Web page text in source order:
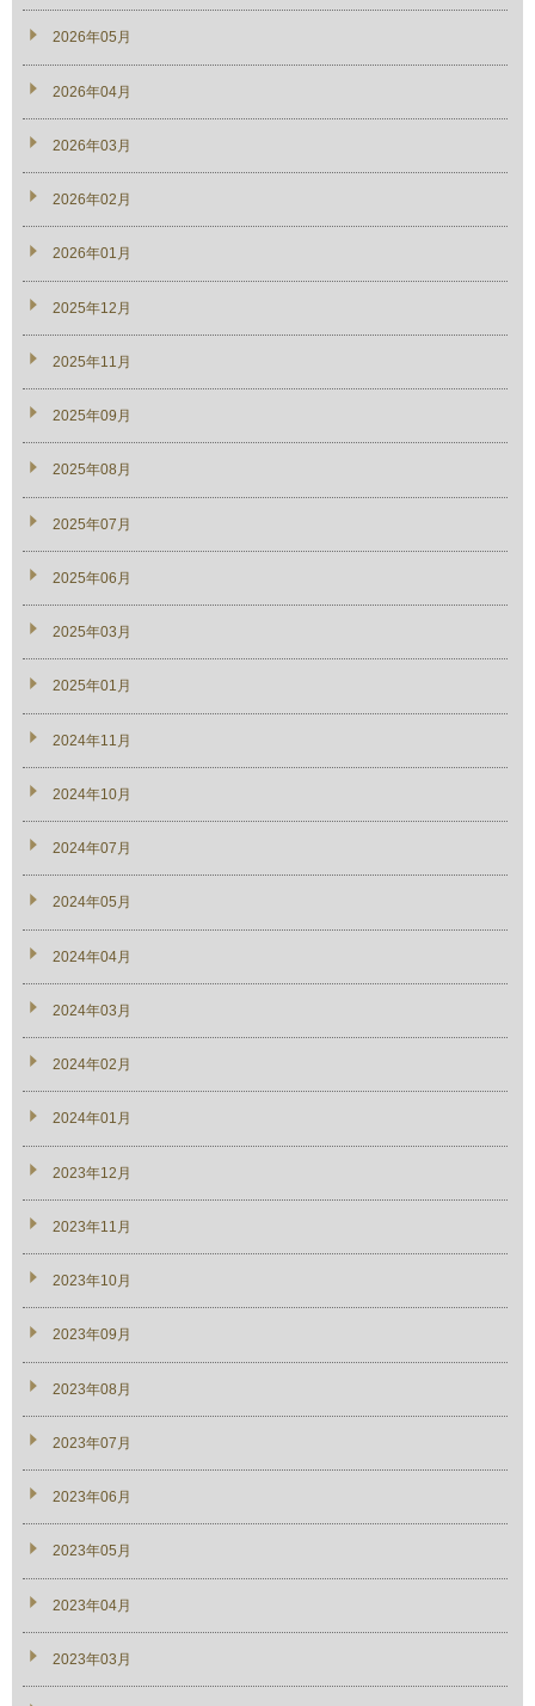
2026年05月
2026年04月
2026年03月
2026年02月
2026年01月
2025年12月
2025年11月
2025年09月
2025年08月
2025年07月
2025年06月
2025年03月
2025年01月
2024年11月
2024年10月
2024年07月
2024年05月
2024年04月
2024年03月
2024年02月
2024年01月
2023年12月
2023年11月
2023年10月
2023年09月
2023年08月
2023年07月
2023年06月
2023年05月
2023年04月
2023年03月